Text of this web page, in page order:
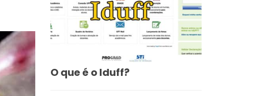
O que é o Iduff?